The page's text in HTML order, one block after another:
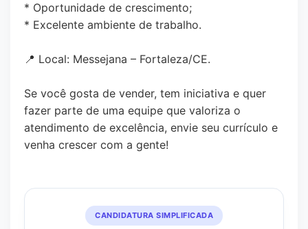
* Oportunidade de crescimento;
* Excelente ambiente de trabalho.
📍 Local: Messejana – Fortaleza/CE.
Se você gosta de vender, tem iniciativa e quer
fazer parte de uma equipe que valoriza o
atendimento de excelência, envie seu currículo e
venha crescer com a gente!
CANDIDATURA SIMPLIFICADA